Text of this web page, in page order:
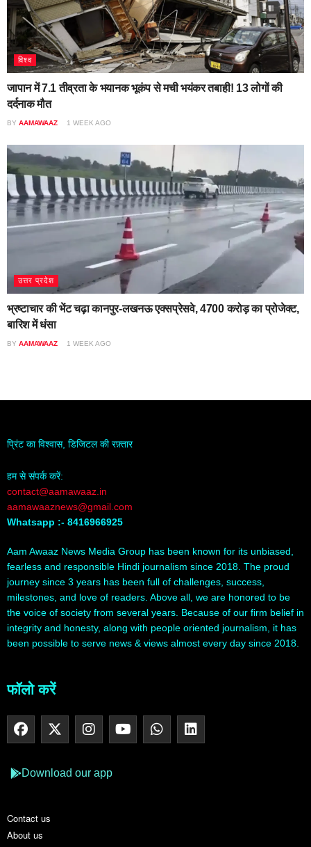
विश्व
जापान में 7.1 तीव्रता के भयानक भूकंप से मची भयंकर तबाही! 13 लोगों की
दर्दनाक मौत
BY AAMAWAAZ 1 WEEK AGO
उत्तर प्रदेश
भ्रष्टाचार की भेंट चढ़ा कानपुर-लखनऊ एक्सप्रेसवे, 4700 करोड़ का प्रोजेक्ट,
बारिश में धंसा
BY AAMAWAAZ 1 WEEK AGO
प्रिंट का विश्वास, डिजिटल की रफ़्तार
हम से संपर्क करें:
contact@aamawaaz.in
aamawaaznews@gmail.com
Whatsapp :- 8416966925
Aam Awaaz News Media Group has been known for its unbiased,
fearless and responsible Hindi journalism since 2018. The proud
journey since 3 years has been full of challenges, success,
milestones, and love of readers. Above all, we are honored to be
the voice of society from several years. Because of our firm belief in
integrity and honesty, along with people oriented journalism, it has
been possible to serve news & views almost every day since 2018.
फॉलो करें
Download our app
Contact us
About us